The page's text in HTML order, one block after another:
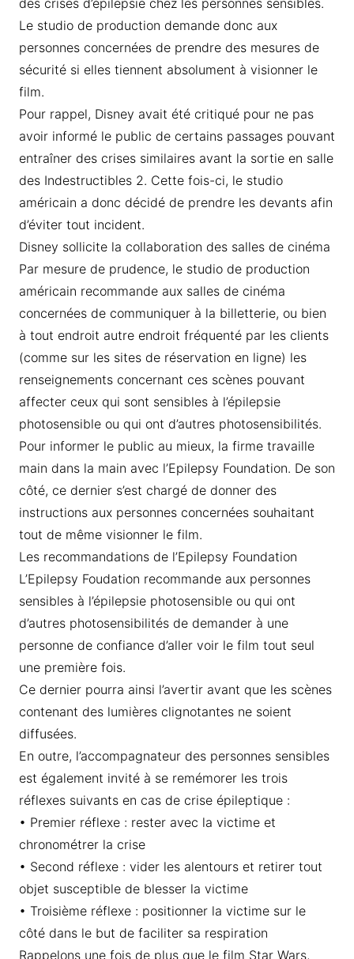
des crises d’épilepsie chez les personnes sensibles.
Le studio de production demande donc aux
personnes concernées de prendre des mesures de
sécurité si elles tiennent absolument à visionner le
film.
Pour rappel, Disney avait été critiqué pour ne pas
avoir informé le public de certains passages pouvant
entraîner des crises similaires avant la sortie en salle
des Indestructibles 2. Cette fois-ci, le studio
américain a donc décidé de prendre les devants afin
d’éviter tout incident.
Disney sollicite la collaboration des salles de cinéma
Par mesure de prudence, le studio de production
américain recommande aux salles de cinéma
concernées de communiquer à la billetterie, ou bien
à tout endroit autre endroit fréquenté par les clients
(comme sur les sites de réservation en ligne) les
renseignements concernant ces scènes pouvant
affecter ceux qui sont sensibles à l’épilepsie
photosensible ou qui ont d’autres photosensibilités.
Pour informer le public au mieux, la firme travaille
main dans la main avec l’Epilepsy Foundation. De son
côté, ce dernier s’est chargé de donner des
instructions aux personnes concernées souhaitant
tout de même visionner le film.
Les recommandations de l’Epilepsy Foundation
L’Epilepsy Foudation recommande aux personnes
sensibles à l’épilepsie photosensible ou qui ont
d’autres photosensibilités de demander à une
personne de confiance d’aller voir le film tout seul
une première fois.
Ce dernier pourra ainsi l’avertir avant que les scènes
contenant des lumières clignotantes ne soient
diffusées.
En outre, l’accompagnateur des personnes sensibles
est également invité à se remémorer les trois
réflexes suivants en cas de crise épileptique :
• Premier réflexe : rester avec la victime et
chronométrer la crise
• Second réflexe : vider les alentours et retirer tout
objet susceptible de blesser la victime
• Troisième réflexe : positionner la victime sur le
côté dans le but de faciliter sa respiration
Rappelons une fois de plus que le film Star Wars,